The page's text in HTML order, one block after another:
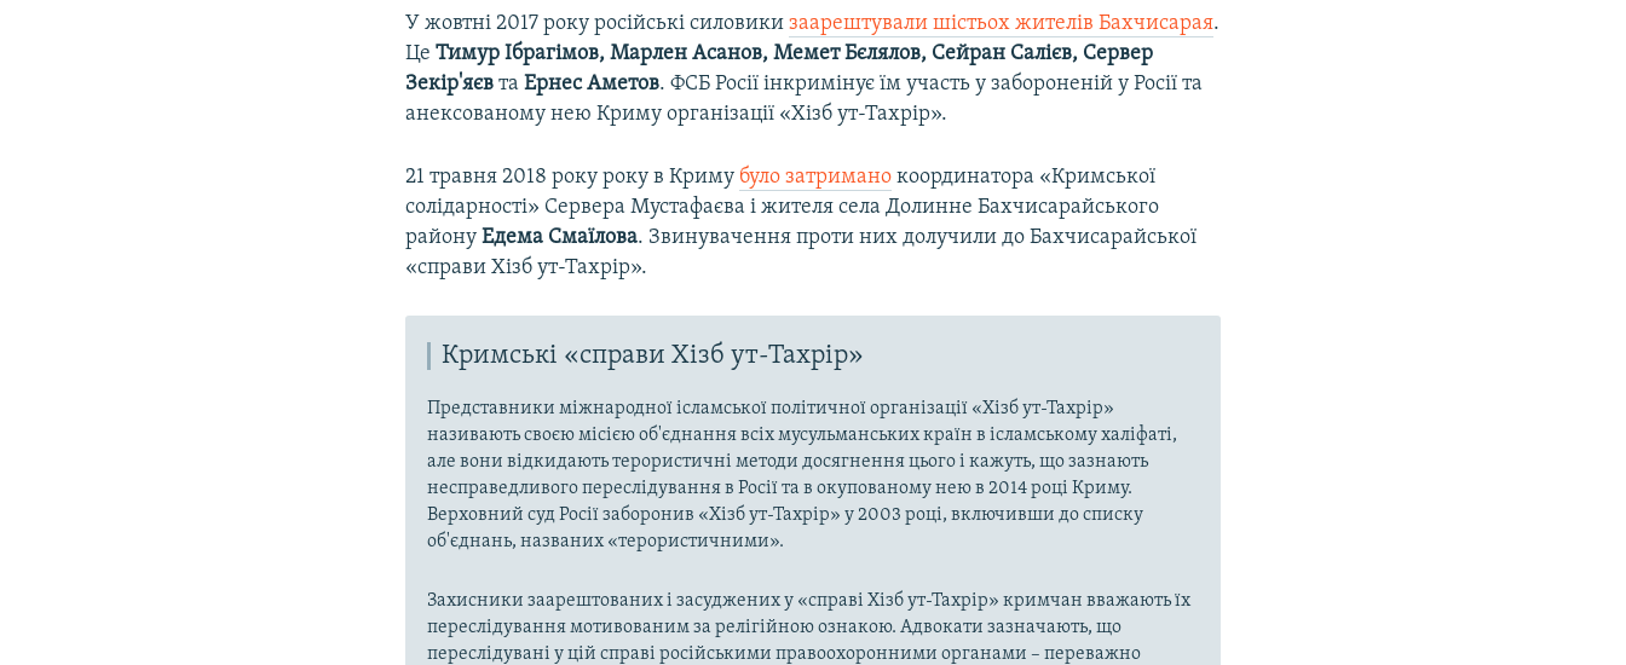
У жовтні 2017 року російські силовикизаарештували шістьох жителів Бахчисарая.
ЦеТимур Ібрагімов, Марлен Асанов, Мемет Бєлялов, Сейран Салієв, Сервер
Зекір'яєвта Ернес Аметов. ФСБ Росії інкримінує їм участь у забороненій у Росії та
анексованому нею Криму організації «Хізб ут-Тахрір».
21 травня 2018 року року в Криму було затримано координатора «Кримської
солідарності» Сервера Мустафаєва і жителя села Долинне Бахчисарайського
районуЕдема Смаїлова. Звинувачення проти них долучили до Бахчисарайської
«справи Хізб ут-Тахрір».
Кримські «справи Хізб ут-Тахрір»
Представники міжнародної ісламської політичної організації «Хізб ут-Тахрір»
називають своєю місією об'єднання всіх мусульманських країн в ісламському халіфаті,
але вони відкидають терористичні методи досягнення цього і кажуть, що зазнають
несправедливого переслідування в Росії та в окупованому нею в 2014 році Криму.
Верховний суд Росії заборонив «Хізб ут-Тахрір» у 2003 році, включивши до списку
об'єднань, названих «терористичними».
Захисники заарештованих і засуджених у «справі Хізб ут-Тахрір» кримчан вважають їх
переслідування мотивованим за релігійною ознакою. Адвокати зазначають, що
переслідувані у цій справі російськими правоохоронними органами – переважно